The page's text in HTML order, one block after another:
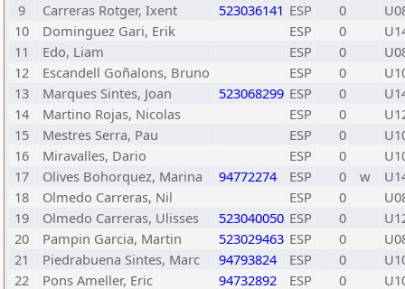
9
Carreras Rotger, Ixent 523036141 ESP 0
10
Dominguez Gari, Erik ESP 0
11
Edo, Liam ESP 0
12
Escandell Goñalons, Bruno ESP 0
13
Marques Sintes, Joan 523068299 ESP 0
14
Martino Rojas, Nicolas ESP 0
15
Mestres Serra, Pau ESP 0
16
Miravalles, Dario ESP 0
17
Olives Bohorquez, Marina 94772274 ESP 0 w
18
Olmedo Carreras, Nil ESP 0
19
Olmedo Carreras, Ulisses 523040050 ESP 0
20
Pampin Garcia, Martin 523029463 ESP 0
21
Piedrabuena Sintes, Marc 94793824 ESP 0
22
Pons Ameller, Eric 94732892 ESP 0